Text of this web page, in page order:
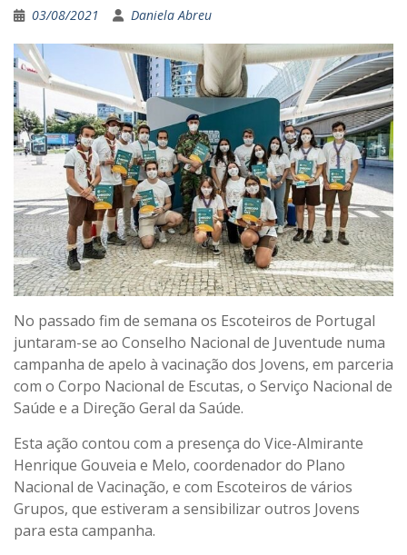
03/08/2021 Daniela Abreu
No passado fim de semana os Escoteiros de Portugal
juntaram-se ao Conselho Nacional de Juventude numa
campanha de apelo à vacinação dos Jovens, em parceria
com o Corpo Nacional de Escutas, o Serviço Nacional de
Saúde e a Direção Geral da Saúde.
Esta ação contou com a presença do Vice-Almirante
Henrique Gouveia e Melo, coordenador do Plano
Nacional de Vacinação, e com Escoteiros de vários
Grupos, que estiveram a sensibilizar outros Jovens
para esta campanha.